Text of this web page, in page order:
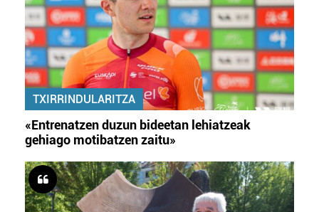
TXIRRINDULARITZA
«Entrenatzen duzun bideetan lehiatzeak
gehiago motibatzen zaitu»